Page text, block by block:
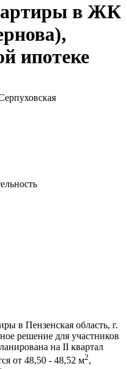
в ЖК
ипотеке
в Пензенская область, г.
решение для участников
на II квартал
от 48,50 - 48,52 м2,